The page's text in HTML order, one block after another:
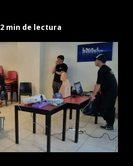
2 min de lectura